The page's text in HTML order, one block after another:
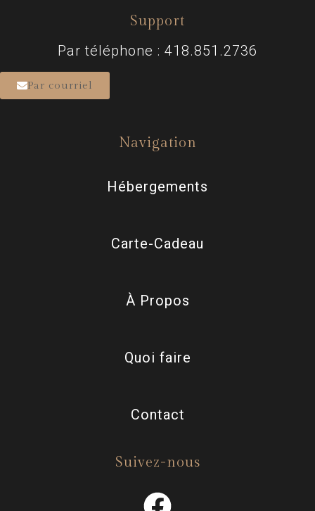
Support
Par téléphone : 418.851.2736
Par courriel
Navigation
Hébergements
Carte-Cadeau
À Propos
Quoi faire
Contact
Suivez-nous